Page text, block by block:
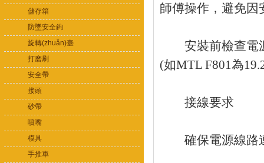
儲存箱
防墜安全鉤
旋轉(zhuǎn)臺
打磨刷
安全帶
接頭
砂帶
噴嘴
模具
手推車
師傅操作，避免因
安裝前檢查電源
(如MTL F801為
接線要求
確保電源線路連